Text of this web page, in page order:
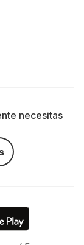
necesitas